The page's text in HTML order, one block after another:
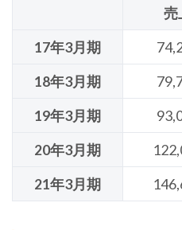
売
17年3月期
18年3月期
19年3月期
20年3月期
21年3月期